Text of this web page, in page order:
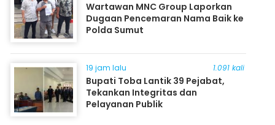
Wartawan MNC Group Laporkan
Dugaan Pencemaran Nama Baik ke
Polda Sumut
19 jam lalu 1.091 kali
Bupati Toba Lantik 39 Pejabat,
Tekankan Integritas dan
Pelayanan Publik